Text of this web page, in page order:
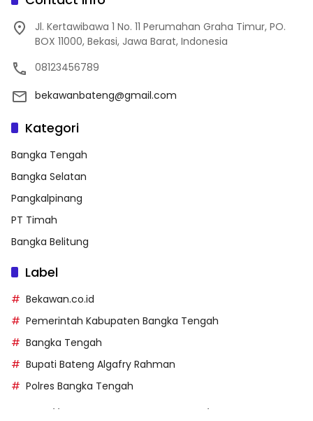
Jl. Kertawibawa 1 No. 11 Perumahan Graha Timur, PO.
BOX 11000, Bekasi, Jawa Barat, Indonesia
08123456789
bekawanbateng@gmail.com
Kategori
Bangka Tengah
Bangka Selatan
Pangkalpinang
PT Timah
Bangka Belitung
Label
Bekawan.co.id
Pemerintah Kabupaten Bangka Tengah
Bangka Tengah
Bupati Bateng Algafry Rahman
Polres Bangka Tengah